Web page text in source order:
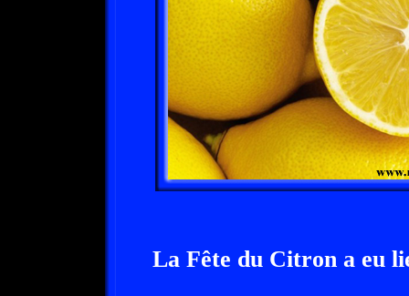
La Fête du Citron a eu